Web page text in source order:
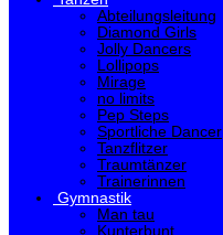
Abteilungsleitung
Diamond Girls
Jolly Dancers
Lollipops
Mirage
no limits
Pep Steps
Sportliche Dancer
Tanzflitzer
Traumtänzer
Trainerinnen
Gymnastik
Man tau
Kunterbunt